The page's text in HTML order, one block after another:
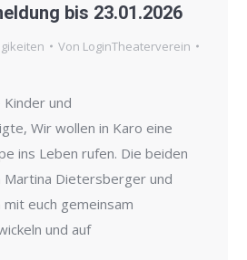
bis 23.01.2026
Von LoginTheaterverein
und
Wir wollen in Karo eine
ins Leben rufen. Die beiden
Martina Dietersberger und
euch gemeinsam
und auf